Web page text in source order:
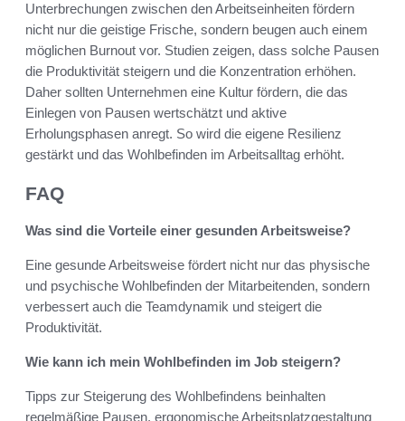
Unterbrechungen zwischen den Arbeitseinheiten fördern
nicht nur die geistige Frische, sondern beugen auch einem
möglichen Burnout vor. Studien zeigen, dass solche Pausen
die Produktivität steigern und die Konzentration erhöhen.
Daher sollten Unternehmen eine Kultur fördern, die das
Einlegen von Pausen wertschätzt und aktive
Erholungsphasen anregt. So wird die eigene Resilienz
gestärkt und das Wohlbefinden im Arbeitsalltag erhöht.
FAQ
Was sind die Vorteile einer gesunden Arbeitsweise?
Eine gesunde Arbeitsweise fördert nicht nur das physische
und psychische Wohlbefinden der Mitarbeitenden, sondern
verbessert auch die Teamdynamik und steigert die
Produktivität.
Wie kann ich mein Wohlbefinden im Job steigern?
Tipps zur Steigerung des Wohlbefindens beinhalten
regelmäßige Pausen, ergonomische Arbeitsplatzgestaltung